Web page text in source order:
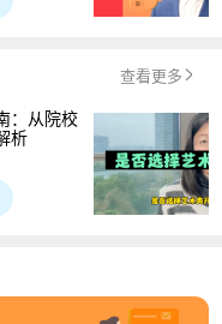
查看更多
：从院校
析